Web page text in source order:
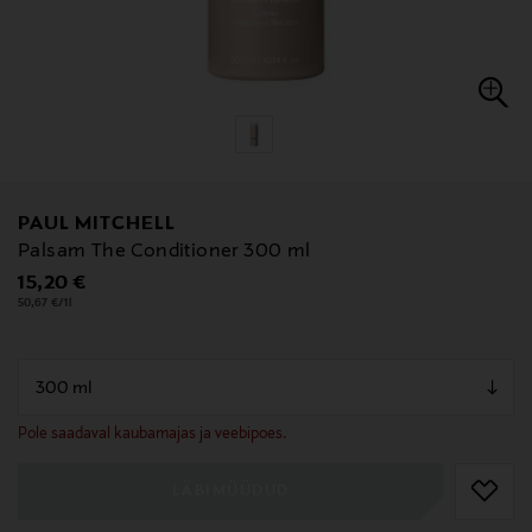
PAUL MITCHELL
Palsam The Conditioner 300 ml
Original Price
15,20 €
50,67 €/1l
Pole saadaval kaubamajas ja veebipoes.
null